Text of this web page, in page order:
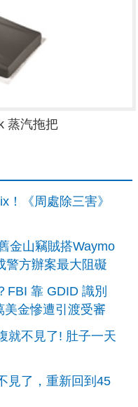
蒸汽拖把
！《周處除三害》
金山竊賊搭Waymo
警方辦案最大阻礙
FBI 靠 GDID 識別
金慘遭引渡受審
就不見了! 肚子一天
見了，重新回到45